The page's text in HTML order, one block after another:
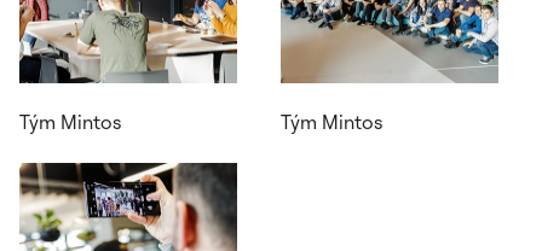
Tým Mintos Tým Mintos